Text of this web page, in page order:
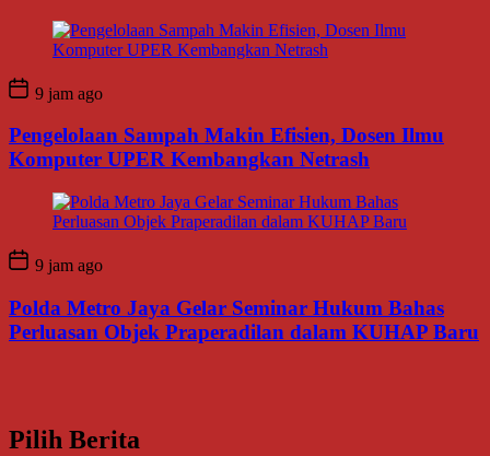
9 jam ago
Pengelolaan Sampah Makin Efisien, Dosen Ilmu
Komputer UPER Kembangkan Netrash
9 jam ago
Polda Metro Jaya Gelar Seminar Hukum Bahas
Perluasan Objek Praperadilan dalam KUHAP Baru
Pilih Berita